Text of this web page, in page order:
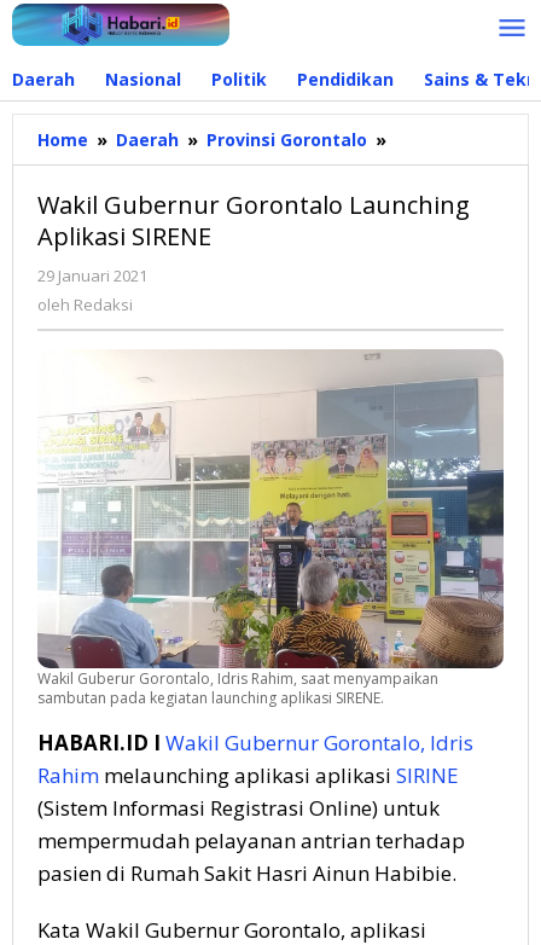
Lewati
ke
Daerah Nasional Politik Pendidikan Sains &
Home » Daerah » Provinsi Gorontalo »
Gubernur
Gorontalo
Launching
Wakil Gubernur Gorontalo Launching
Aplikasi SIRENE
29 Januari 2021
oleh Redaksi
Wakil Guberur Gorontalo, Idris Rahim, saat menyampaikan
sambutan pada kegiatan launching aplikasi SIRENE.
HABARI.ID I Wakil Gubernur Gorontalo, Idris
Rahim melaunching aplikasi aplikasi SIRINE
(Sistem Informasi Registrasi Online) untuk
mempermudah pelayanan antrian terhadap
pasien di Rumah Sakit Hasri Ainun Habibie.
Kata Wakil Gubernur Gorontalo, aplikasi